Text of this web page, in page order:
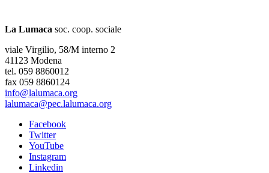
La Lumaca soc. coop. sociale
viale Virgilio, 58/M interno 2
41123 Modena
tel. 059 8860012
fax 059 8860124
info@lalumaca.org
lalumaca@pec.lalumaca.org
Facebook
Twitter
YouTube
Instagram
Linkedin